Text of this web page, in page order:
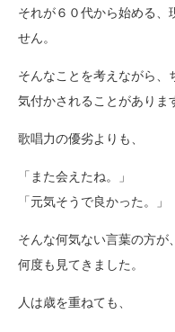
それが６０代から始める、
せん。
そんなことを考えながら、
気付かされることがありま
歌唱力の優劣よりも、
「また会えたね。」
「元気そうで良かった。」
そんな何気ない言葉の方が
何度も見てきました。
人は歳を重ねても、